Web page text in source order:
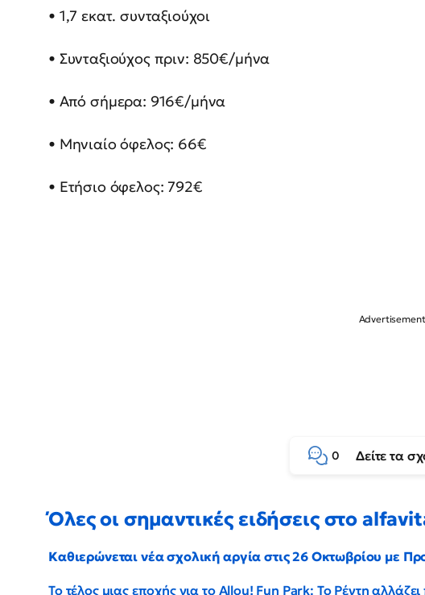
• 1,7 εκατ. συνταξιούχοι
• Συνταξιούχος πριν: 850€/μήνα
• Από σήμερα: 916€/μήνα
• Μηνιαίο όφελος: 66€
• Ετήσιο όφελος: 792€
0 Δείτε τα
Όλες οι σημαντικές ειδήσεις στο
Καθιερώνεται νέα σχολική αργία στις 26 Οκτωβρίου με
Το τέλος μιας εποχής για το Allou! Fun Park: Το Ρέντη